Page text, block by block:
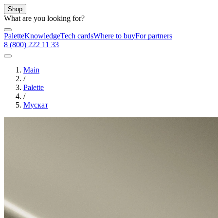
Shop
What are you looking for?
PaletteKnowledgeTech cardsWhere to buyFor partners
8 (800) 222 11 33
Main
/
Palette
/
Мускат